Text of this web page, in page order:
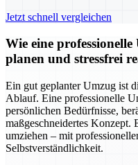
Jetzt schnell vergleichen
Wie eine
planen und stressfrei
Ein gut geplanter Umzug ist
Ablauf. Eine professionelle
persönlichen Bedürfnisse,
maßgeschneidertes Konzept.
umziehen – mit
Selbstverständlichkeit.